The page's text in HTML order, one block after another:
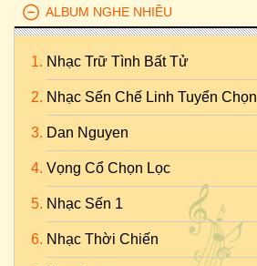
ALBUM NGHE NHIỀU
Nhạc Trữ Tình Bất Tử
Nhạc Sến Chế Linh Tuyển Chọn
Dan Nguyen
Vọng Cổ Chọn Lọc
Nhạc Sến 1
Nhạc Thời Chiến